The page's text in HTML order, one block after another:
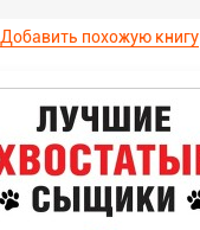
Добавить похожую книгу